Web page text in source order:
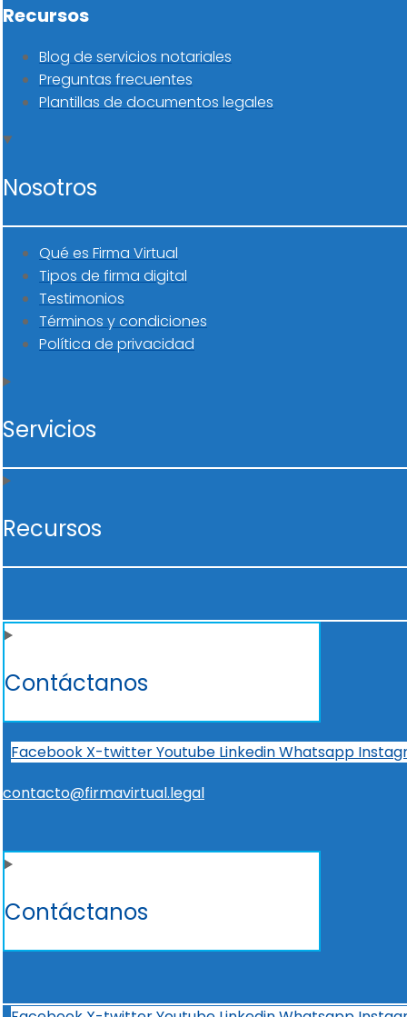
Recursos
Blog de servicios notariales
Preguntas frecuentes
Plantillas de documentos legales
Nosotros
Qué es Firma Virtual
Tipos de firma digital
Testimonios
Términos y condiciones
Política de privacidad
Servicios
Recursos
Contáctanos
Facebook X-twitterYoutube LinkedinWhatsapp
contacto@firmavirtual.legal
Contáctanos